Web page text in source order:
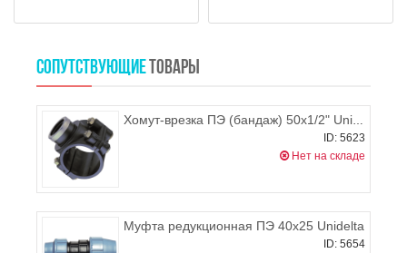
СОПУТСТВУЮЩИЕ ТОВАРЫ
Хомут-врезка ПЭ (бандаж) 50х1/2" Unidelta
ID: 5623
Нет на складе
Муфта редукционная ПЭ 40х25 Unidelta
ID: 5654